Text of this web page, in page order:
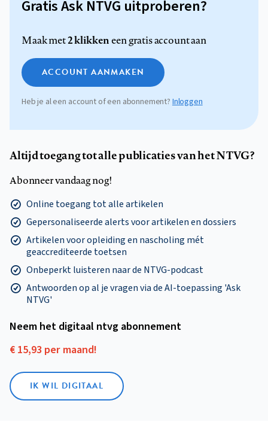
Gratis Ask NTVG uitproberen?
Maak met2 klikkeneen gratis account aan
ACCOUNT AANMAKEN
Heb je al een account of een abonnement? Inloggen
Altijd toegang tot alle publicaties van het NTVG?
Abonneer vandaag nog!
Online toegang tot alle artikelen
Gepersonaliseerde alerts voor artikelen en dossiers
Artikelen voor opleiding en nascholing mét
geaccrediteerde toetsen
Onbeperkt luisteren naar de NTVG-podcast
Antwoorden op al je vragen via de AI-toepassing 'Ask
NTVG'
Neem het digitaal ntvg abonnement
€ 15,93 per maand!
IK WIL DIGITAAL